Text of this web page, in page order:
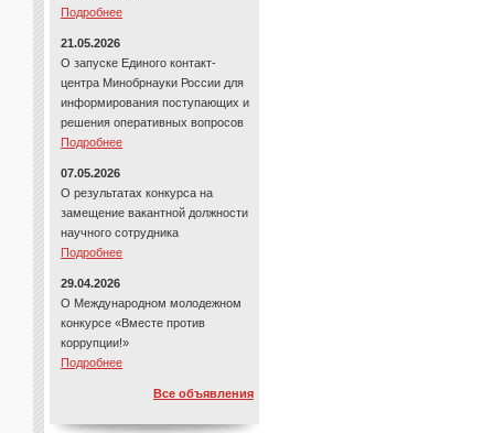
Подробнее
21.05.2026
О запуске Единого контакт-
центра Минобрнауки России для
информирования поступающих и
решения оперативных вопросов
Подробнее
07.05.2026
О результатах конкурса на
замещение вакантной должности
научного сотрудника
Подробнее
29.04.2026
О Международном молодежном
конкурсе «Вместе против
коррупции!»
Подробнее
Все объявления